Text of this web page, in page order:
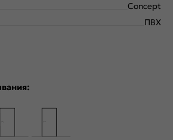
Concept
ПВХ